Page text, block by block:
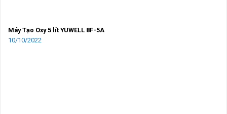
Máy Tạo Oxy 5 lít YUWELL 8F-5A
10/10/2022